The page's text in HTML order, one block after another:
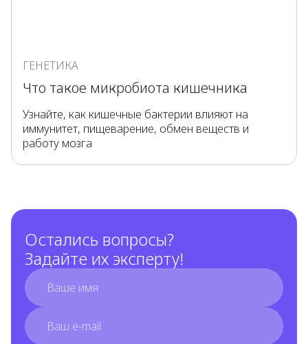
ГЕНЕТИКА
Что такое микробиота кишечника
Узнайте, как кишечные бактерии влияют на
иммунитет, пищеварение, обмен веществ и
работу мозга
Остались вопросы?
Задайте их эксперту!
full_name
email